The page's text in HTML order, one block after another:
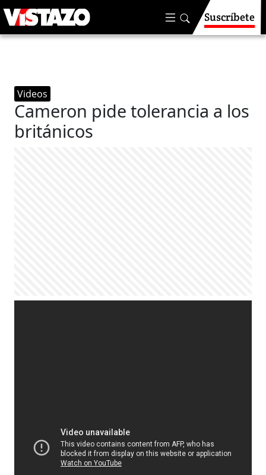
Suscríbete
Videos
Cameron pide tolerancia a los
británicos